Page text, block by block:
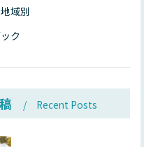
域別
ク
Recent Posts